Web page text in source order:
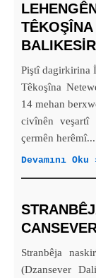
Piştî dagirkirina
Têkoşîna
14 mehan
civînên
çermên herêmî...
Devamını Oku
Stranbêja
(Dzansever